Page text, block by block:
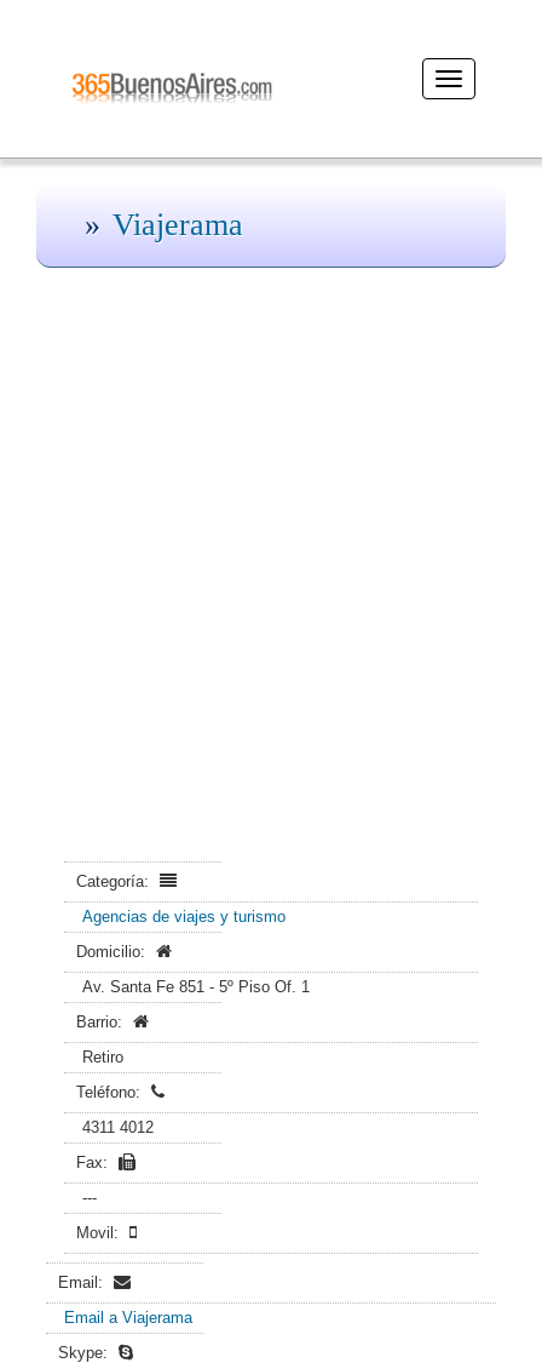
Desplegar
navegación
Viajerama
Categoría:
Agencias de viajes y turismo
Domicilio:
Av. Santa Fe 851 - 5º Piso Of. 1
Barrio:
Retiro
Teléfono:
4311 4012
Fax:
---
Movil:
Email:
Email a Viajerama
Skype: